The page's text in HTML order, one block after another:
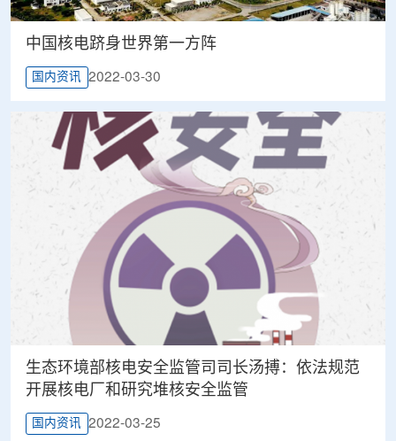
中国核电跻身世界第一方阵
国内资讯 2022-03-30
生态环境部核电安全监管司司长汤搏：依法规范
开展核电厂和研究堆核安全监管
国内资讯 2022-03-25